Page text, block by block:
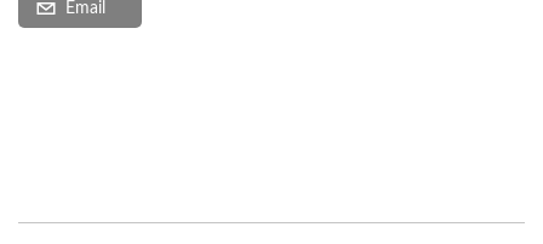
Email